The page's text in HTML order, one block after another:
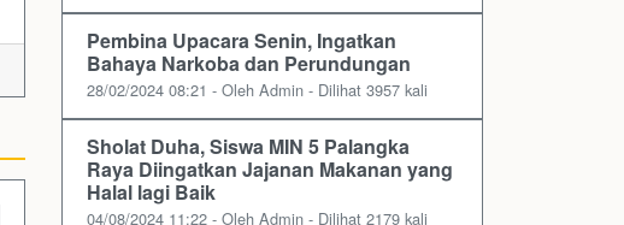
Pembina Upacara Senin, Ingatkan
Bahaya Narkoba dan Perundungan
28/02/2024 08:21 - Oleh Admin - Dilihat 3957 kali
Sholat Duha, Siswa MIN 5 Palangka
Raya Diingatkan Jajanan Makanan yang
Halal lagi Baik
04/08/2024 11:22 - Oleh Admin - Dilihat 2179 kali